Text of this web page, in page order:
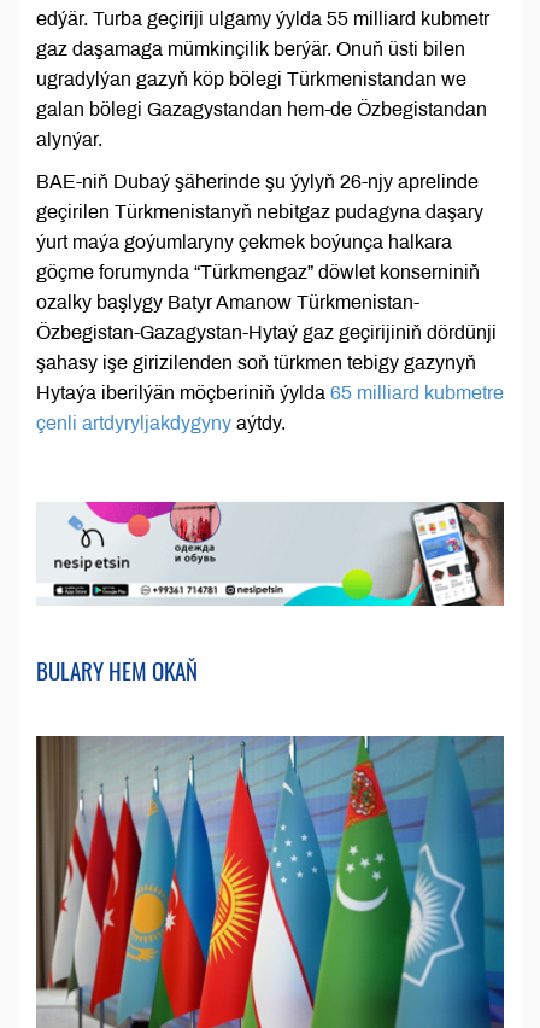
edýär. Turba geçiriji ulgamy ýylda 55 milliard kubmetr
gaz daşamaga mümkinçilik berýär. Onuň üsti bilen
ugradylýan gazyň köp bölegi Türkmenistandan we
galan bölegi Gazagystandan hem-de Özbegistandan
alynýar.
BAE-niň Dubaý şäherinde şu ýylyň 26-njy aprelinde
geçirilen Türkmenistanyň nebitgaz pudagyna daşary
ýurt maýa goýumlaryny çekmek boýunça halkara
göçme forumynda “Türkmengaz” döwlet konserniniň
ozalky başlygy Batyr Amanow Türkmenistan-
Özbegistan-Gazagystan-Hytaý gaz geçirijiniň dördünji
şahasy işe girizilenden soň türkmen tebigy gazynyň
Hytaýa iberilýän möçberiniň ýylda 65 milliard kubmetre
çenli artdyryljakdygyny aýtdy.
BULARY HEM OKAŇ